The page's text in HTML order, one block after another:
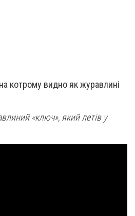
котрому видно як журавлині
«ключ», який летів у